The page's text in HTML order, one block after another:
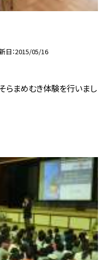
日 2015/05/16
らまめむき体験を行いまし